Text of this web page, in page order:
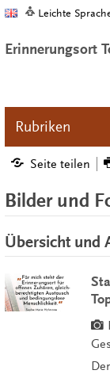
Leichte
Erinnerungsort
Rubriken
Seite teilen
Bilder und
Übersicht und